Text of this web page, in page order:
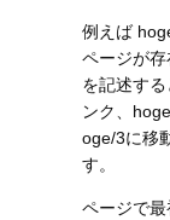
例えば
ページが
を記述す
ンク、
oge/3に移
す。
ページで